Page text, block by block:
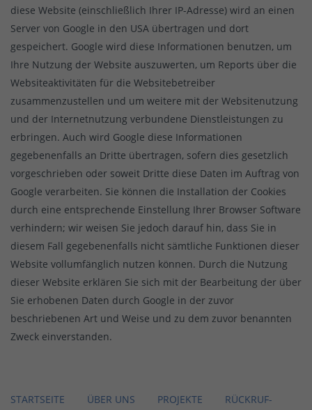
diese Website (einschließlich Ihrer IP-Adresse) wird an einen
Server von Google in den USA übertragen und dort
gespeichert. Google wird diese Informationen benutzen, um
Ihre Nutzung der Website auszuwerten, um Reports über die
Websiteaktivitäten für die Websitebetreiber
zusammenzustellen und um weitere mit der Websitenutzung
und der Internetnutzung verbundene Dienstleistungen zu
erbringen. Auch wird Google diese Informationen
gegebenenfalls an Dritte übertragen, sofern dies gesetzlich
vorgeschrieben oder soweit Dritte diese Daten im Auftrag von
Google verarbeiten. Sie können die Installation der Cookies
durch eine entsprechende Einstellung Ihrer Browser Software
verhindern; wir weisen Sie jedoch darauf hin, dass Sie in
diesem Fall gegebenenfalls nicht sämtliche Funktionen dieser
Website vollumfänglich nutzen können. Durch die Nutzung
dieser Website erklären Sie sich mit der Bearbeitung der über
Sie erhobenen Daten durch Google in der zuvor
beschriebenen Art und Weise und zu dem zuvor benannten
Zweck einverstanden.
STARTSEITE ÜBER UNS PROJEKTE
RÜCKRUF-